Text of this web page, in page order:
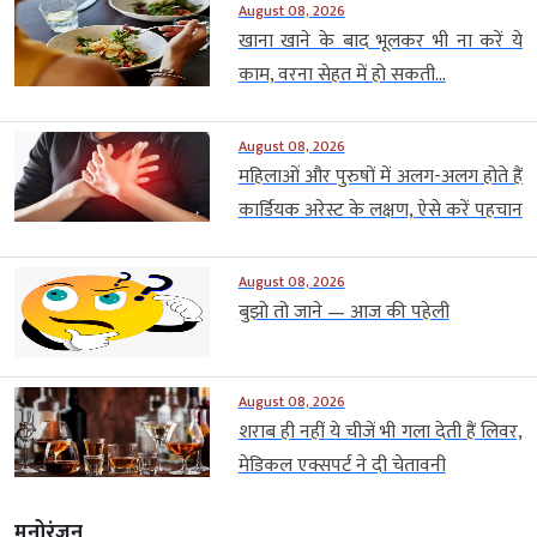
August 08, 2026
खाना खाने के बाद भूलकर भी ना करें ये
काम, वरना सेहत में हो सकती...
August 08, 2026
महिलाओं और पुरुषों में अलग-अलग होते हैं
कार्डियक अरेस्ट के लक्षण, ऐसे करें पहचान
August 08, 2026
बुझो तो जाने — आज की पहेली
August 08, 2026
शराब ही नहीं ये चीजें भी गला देती हैं लिवर,
मेडिकल एक्सपर्ट ने दी चेतावनी